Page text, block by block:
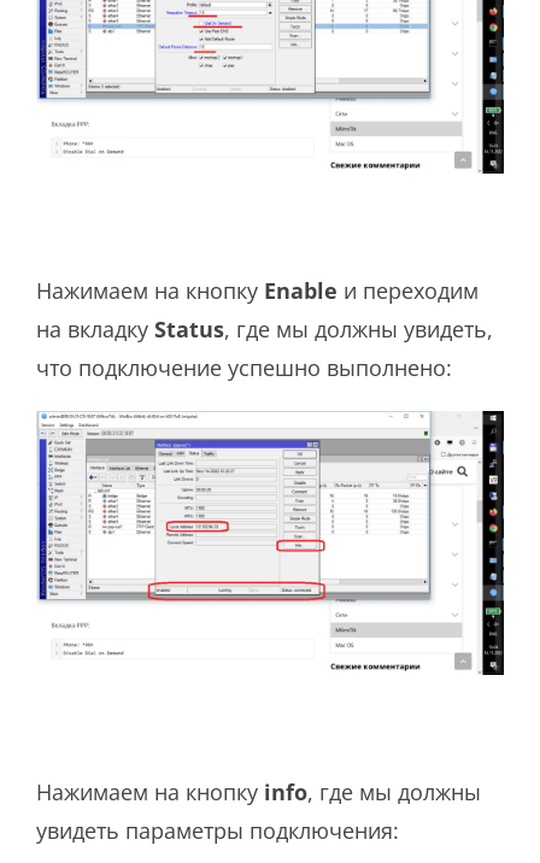
Нажимаем на кнопку Enable и переходим
на вкладку Status, где мы должны увидеть,
что подключение успешно выполнено:
Нажимаем на кнопку info, где мы должны
увидеть параметры подключения: